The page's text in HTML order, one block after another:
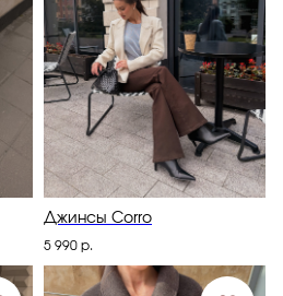
Джинсы Corro
5 990 р.